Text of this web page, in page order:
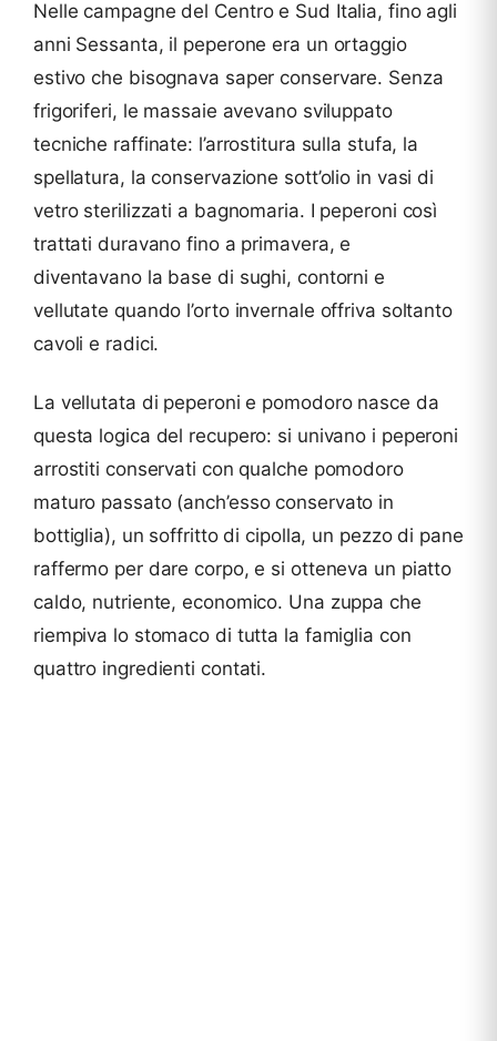
Nelle campagne del Centro e Sud Italia, fino agli
anni Sessanta, il peperone era un ortaggio
estivo che bisognava saper conservare. Senza
frigoriferi, le massaie avevano sviluppato
tecniche raffinate: l’arrostitura sulla stufa, la
spellatura, la conservazione sott’olio in vasi di
vetro sterilizzati a bagnomaria. I peperoni così
trattati duravano fino a primavera, e
diventavano la base di sughi, contorni e
vellutate quando l’orto invernale offriva soltanto
cavoli e radici.
La vellutata di peperoni e pomodoro nasce da
questa logica del recupero: si univano i peperoni
arrostiti conservati con qualche pomodoro
maturo passato (anch’esso conservato in
bottiglia), un soffritto di cipolla, un pezzo di pane
raffermo per dare corpo, e si otteneva un piatto
caldo, nutriente, economico. Una zuppa che
riempiva lo stomaco di tutta la famiglia con
quattro ingredienti contati.